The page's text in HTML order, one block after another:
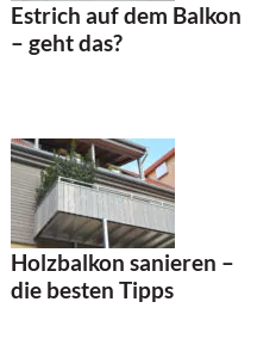
Estrich auf dem Balkon
– geht das?
Holzbalkon sanieren –
die besten Tipps